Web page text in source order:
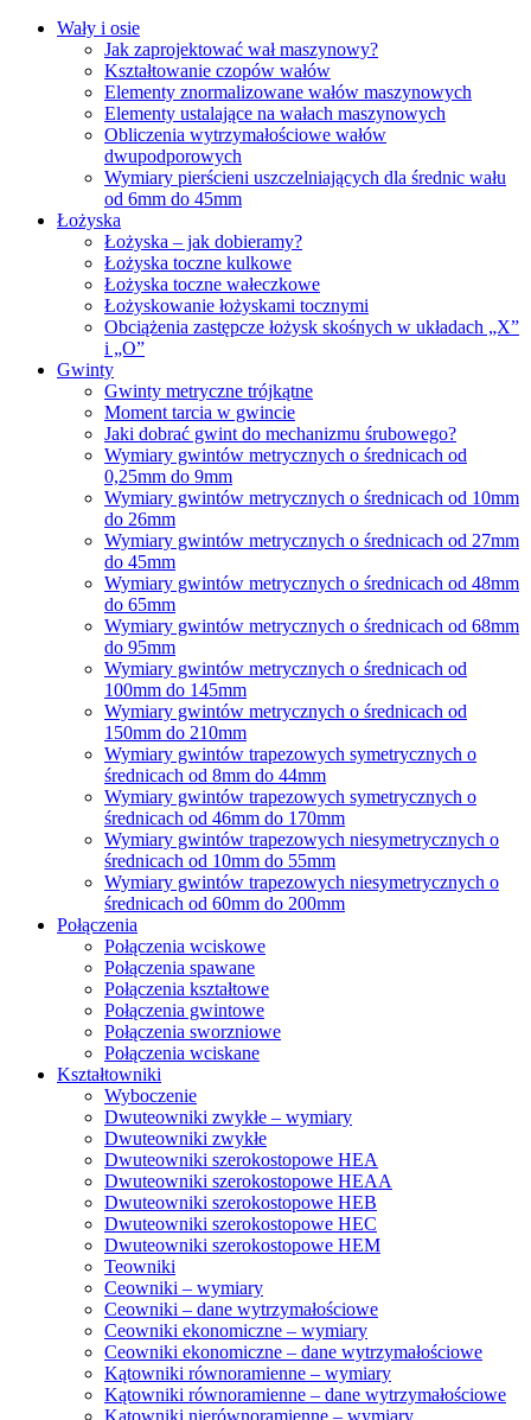
Wały i osie
Jak zaprojektować wał maszynowy?
Kształtowanie czopów wałów
Elementy znormalizowane wałów maszynowych
Elementy ustalające na wałach maszynowych
Obliczenia wytrzymałościowe wałów
dwupodporowych
Wymiary pierścieni uszczelniających dla średnic wału
od 6mm do 45mm
Łożyska
Łożyska – jak dobieramy?
Łożyska toczne kulkowe
Łożyska toczne wałeczkowe
Łożyskowanie łożyskami tocznymi
Obciążenia zastępcze łożysk skośnych w układach „X”
i „O”
Gwinty
Gwinty metryczne trójkątne
Moment tarcia w gwincie
Jaki dobrać gwint do mechanizmu śrubowego?
Wymiary gwintów metrycznych o średnicach od
0,25mm do 9mm
Wymiary gwintów metrycznych o średnicach od 10mm
do 26mm
Wymiary gwintów metrycznych o średnicach od 27mm
do 45mm
Wymiary gwintów metrycznych o średnicach od 48mm
do 65mm
Wymiary gwintów metrycznych o średnicach od 68mm
do 95mm
Wymiary gwintów metrycznych o średnicach od
100mm do 145mm
Wymiary gwintów metrycznych o średnicach od
150mm do 210mm
Wymiary gwintów trapezowych symetrycznych o
średnicach od 8mm do 44mm
Wymiary gwintów trapezowych symetrycznych o
średnicach od 46mm do 170mm
Wymiary gwintów trapezowych niesymetrycznych o
średnicach od 10mm do 55mm
Wymiary gwintów trapezowych niesymetrycznych o
średnicach od 60mm do 200mm
Połączenia
Połączenia wciskowe
Połączenia spawane
Połączenia kształtowe
Połączenia gwintowe
Połączenia sworzniowe
Połączenia wciskane
Kształtowniki
Wyboczenie
Dwuteowniki zwykłe – wymiary
Dwuteowniki zwykłe
Dwuteowniki szerokostopowe HEA
Dwuteowniki szerokostopowe HEAA
Dwuteowniki szerokostopowe HEB
Dwuteowniki szerokostopowe HEC
Dwuteowniki szerokostopowe HEM
Teowniki
Ceowniki – wymiary
Ceowniki – dane wytrzymałościowe
Ceowniki ekonomiczne – wymiary
Ceowniki ekonomiczne – dane wytrzymałościowe
Kątowniki równoramienne – wymiary
Kątowniki równoramienne – dane wytrzymałościowe